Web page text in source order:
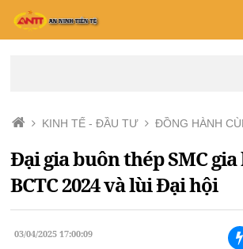
KINH TẾ - ĐẦU TƯ ĐỒNG HÀNH
Đại gia buôn thép SMC
BCTC 2024 và lùi Đại hội
03/04/2025 17:00:09